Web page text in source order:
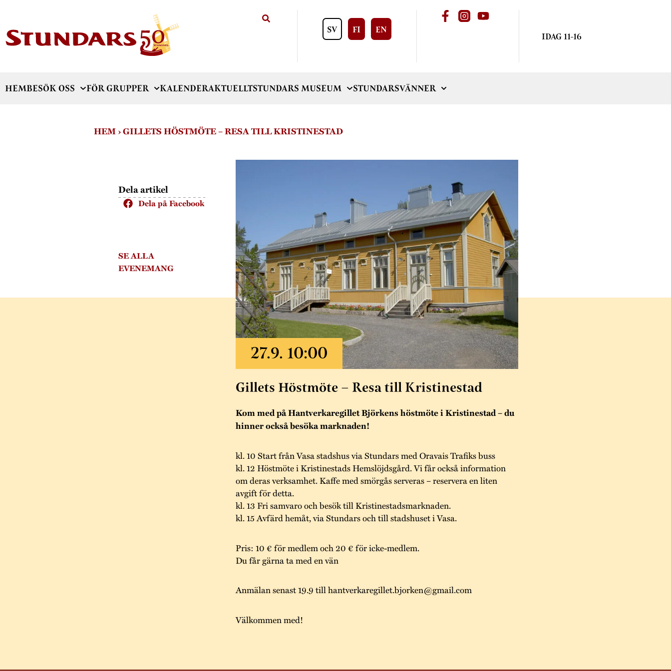
SV FI EN
IDAG 11-16
HEMBESÖK OSS FÖR GRUPPER KALENDERAKTUELLTSTUNDARS MUSEUM STUNDARSVÄNNER
HEM›GILLETS HÖSTMÖTE – RESA TILL KRISTINESTAD
Dela artikel
Dela på Facebook
SE ALLA
EVENEMANG
Gillets Höstmöte – Resa till Kristinestad
Kom med på Hantverkaregillet Björkens höstmöte i Kristinestad – du
hinner också besöka marknaden!
kl. 10 Start från Vasa stadshus via Stundars med Oravais Trafiks buss
kl. 12 Höstmöte i Kristinestads Hemslöjdsgård. Vi får också information
om deras verksamhet. Kaffe med smörgås serveras – reservera en liten
avgift för detta.
kl. 13 Fri samvaro och besök till Kristinestadsmarknaden.
kl. 15 Avfärd hemåt, via Stundars och till stadshuset i Vasa.
Pris: 10 € för medlem och 20 € för icke-medlem.
Du får gärna ta med en vän
Anmälan senast 19.9 till hantverkaregillet.bjorken@gmail.com
Välkommen med!